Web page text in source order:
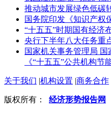
推动城市发展绿色低碳
国务院印发《知识产权
“十五五”时期国有经济
央行下半年八大任务重
国家机关事务管理局
《“十五五”公共机构
关于我们 |机构设置 |商务合作
版权所有： 经济形势报告网